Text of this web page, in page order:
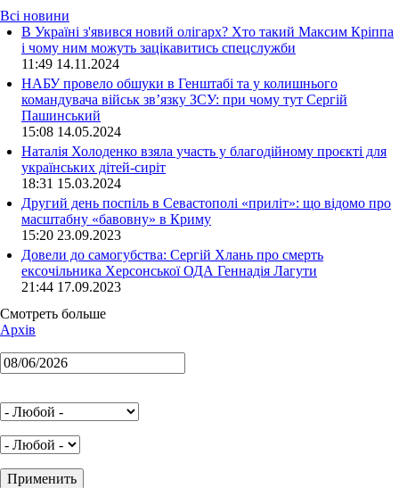
Всі новини
В Україні з'явився новий олігарх? Хто такий Максим Кріппа
і чому ним можуть зацікавитись спецслужби
11:49 14.11.2024
НАБУ провело обшуки в Генштабі та у колишнього
командувача військ зв’язку ЗСУ: при чому тут Сергій
Пашинський
15:08 14.05.2024
Наталія Холоденко взяла участь у благодійному проєкті для
українських дітей-сиріт
18:31 15.03.2024
Другий день поспіль в Севастополі «приліт»: що відомо про
масштабну «бавовну» в Криму
15:20 23.09.2023
Довели до самогубства: Сергій Хлань про смерть
ексочільника Херсонської ОДА Геннадія Лагути
21:44 17.09.2023
Смотреть больше
Архів